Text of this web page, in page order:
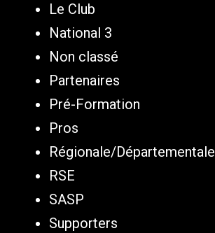
Le Club
National 3
Non classé
Partenaires
Pré-Formation
Pros
Régionale/Départementale
RSE
SASP
Supporters